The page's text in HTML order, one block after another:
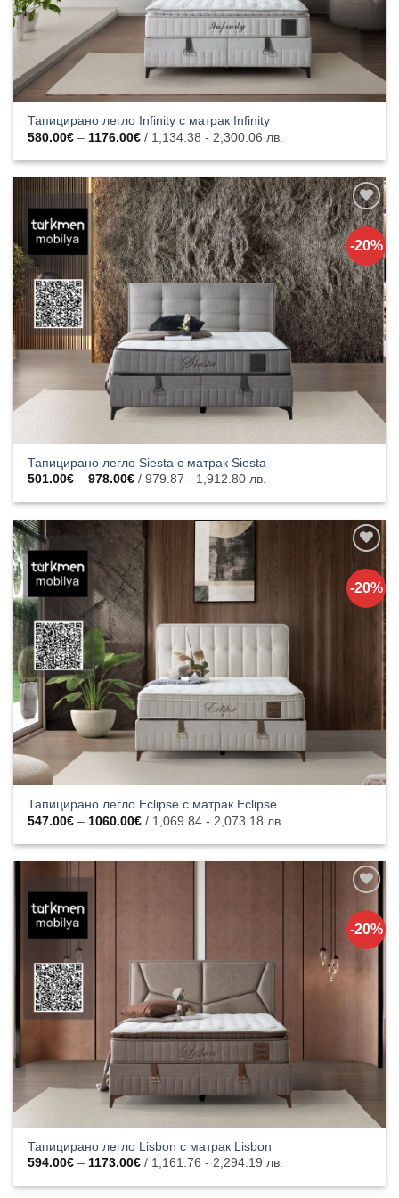
Тапицирано легло Infinity с матрак Infinity
580.00€ – 1176.00€Price
range:
580.00€
1176.00€
/ 1,134.38 - 2,300.06 лв.
-20%
Добавяне
към
списъка с
харесани
продукти
Тапицирано легло Siesta с матрак Siesta
501.00€ – 978.00€Price
501.00€
978.00€
/ 979.87 - 1,912.80 лв.
-20%
към
списъка с
харесани
Тапицирано легло Eclipse с матрак Eclipse
547.00€ – 1060.00€Price
range:
547.00€
/ 1,069.84 - 2,073.18 лв.
-20%
към
списъка с
харесани
продукти
Тапицирано легло Lisbon с матрак Lisbon
594.00€ – 1173.00€Price
594.00€
/ 1,161.76 - 2,294.19 лв.